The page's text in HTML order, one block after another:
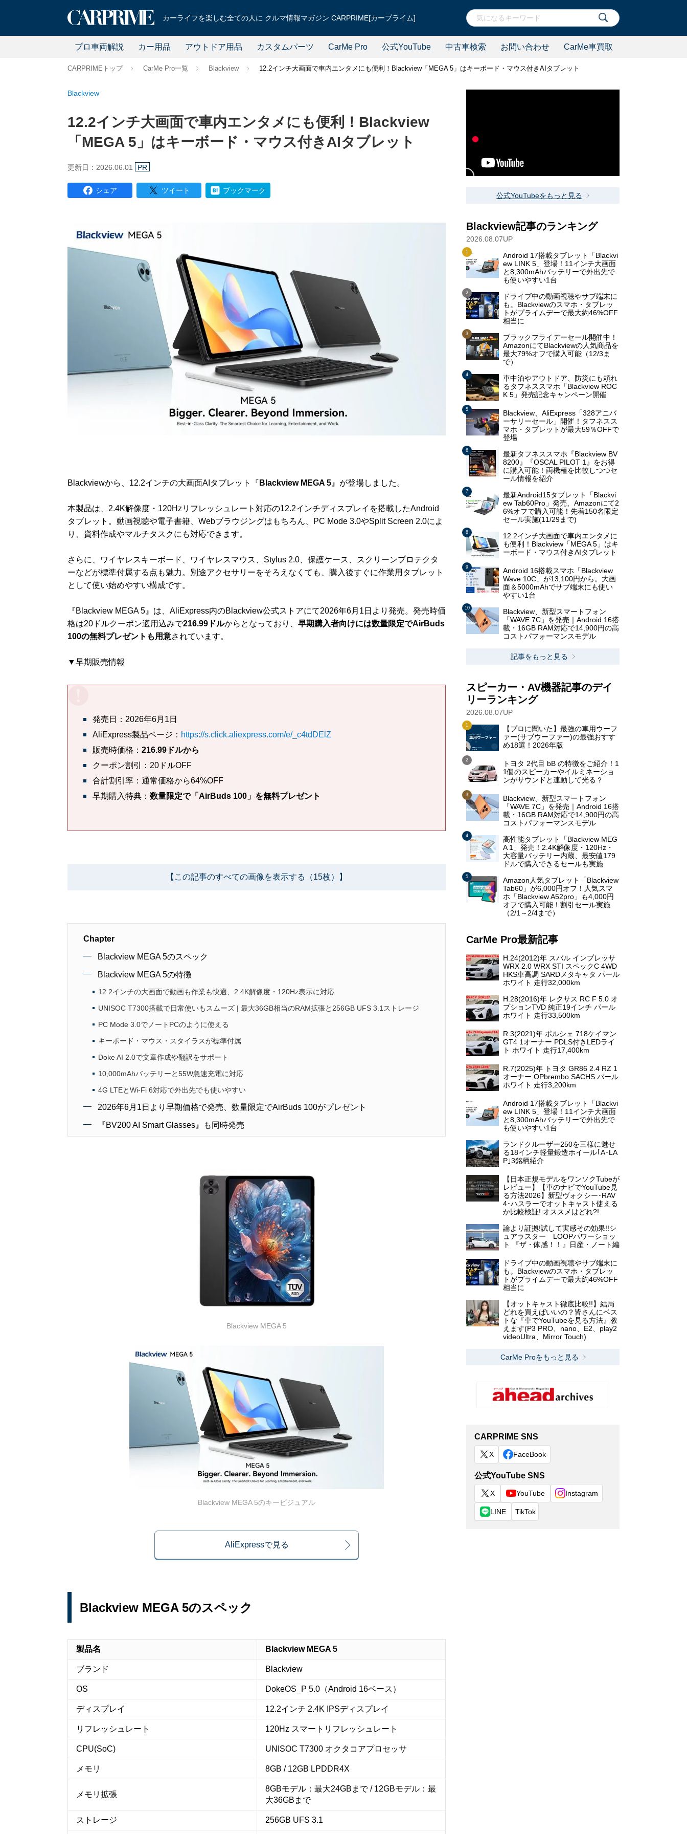
カーライフを楽しむ全ての人に クルマ情報マガジン CARPRIME[カープライム]
プロ車両解説 カー用品 アウトドア用品 カスタムパーツ CarMe Pro 公式YouTube 中古車検索 お問い合わせ CarMe車買取
CARPRIMEトップ CarMe Pro一覧 Blackview 12.2インチ大画面で車内エンタメにも便利！Blackview「MEGA 5」はキーボード・マウス付きAIタブレット
Blackview
12.2インチ大画面で車内エンタメにも便利！Blackview
「MEGA 5」はキーボード・マウス付きAIタブレット
更新日：2026.06.01 PR
シェア ツイート ブックマーク
Blackviewから、12.2インチの大画面AIタブレット『 Blackview MEGA 5 』が登場しました。
本製品は、2.4K解像度・120Hzリフレッシュレート対応の12.2インチディスプレイを搭載したAndroid
タブレット。動画視聴や電子書籍、Webブラウジングはもちろん、PC Mode 3.0やSplit Screen 2.0によ
り、資料作成やマルチタスクにも対応できます。
さらに、ワイヤレスキーボード、ワイヤレスマウス、Stylus 2.0、保護ケース、スクリーンプロテクタ
ーなどが標準付属する点も魅力。別途アクセサリーをそろえなくても、購入後すぐに作業用タブレット
として使い始めやすい構成です。
『Blackview MEGA 5』は、AliExpress内のBlackview公式ストアにて2026年6月1日より発売。発売時価
格は20ドルクーポン適用込みで216.99ドルからとなっており、 早期購入者向けには数量限定でAirBuds
100の無料プレゼントも用意されています。
▼早期販売情報
発売日：2026年6月1日
AliExpress製品ページ： https://s.click.aliexpress.com/e/_c4tdDElZ
販売時価格： 216.99ドルから
クーポン割引：20ドルOFF
合計割引率：通常価格から64%OFF
早期購入特典： 数量限定で「AirBuds 100」を無料プレゼント
【この記事のすべての画像を表示する（15枚）】
Chapter
Blackview MEGA 5のスペック
Blackview MEGA 5の特徴
12.2インチの大画面で動画も作業も快適、2.4K解像度・120Hz表示に対応
UNISOC T7300搭載で日常使いもスムーズ | 最大36GB相当のRAM拡張と256GB UFS 3.1ストレージ
PC Mode 3.0でノートPCのように使える
キーボード・マウス・スタイラスが標準付属
Doke AI 2.0で文章作成や翻訳をサポート
10,000mAhバッテリーと55W急速充電に対応
4G LTEとWi-Fi 6対応で外出先でも使いやすい
2026年6月1日より早期価格で発売、数量限定でAirBuds 100がプレゼント
『BV200 AI Smart Glasses』も同時発売
Blackview MEGA 5
Blackview MEGA 5のキービジュアル
AliExpressで見る
Blackview MEGA 5のスペック
製品名 Blackview MEGA 5
ブランド Blackview
OS DokeOS_P 5.0（Android 16ベース）
ディスプレイ 12.2インチ 2.4K IPSディスプレイ
リフレッシュレート 120Hz スマートリフレッシュレート
CPU(SoC) UNISOC T7300 オクタコアプロセッサ
メモリ 8GB / 12GB LPDDR4X
メモリ拡張
8GBモデル：最大24GBまで / 12GBモデル：最
大36GBまで
ストレージ 256GB UFS 3.1
公式YouTubeをもっと見る
Blackview記事のランキング
2026.08.07UP
Android 17搭載タブレット「Blackvi
ew LINK 5」登場！11インチ大画面
と8,300mAhバッテリーで外出先で
も使いやすい1台
ドライブ中の動画視聴やサブ端末に
も。Blackviewのスマホ・タブレッ
トがプライムデーで最大約46%OFF
相当に
ブラックフライデーセール開催中！
AmazonにてBlackviewの人気商品を
最大79%オフで購入可能（12/3ま
で）
車中泊やアウトドア、防災にも頼れ
るタフネススマホ「Blackview ROC
K 5」発売記念キャンペーン開催
Blackview、AliExpress「328アニバ
ーサリーセール」開催！タフネスス
マホ・タブレットが最大59％OFFで
登場
最新タフネススマホ『Blackview BV
8200』『OSCAL PILOT 1』をお得
に購入可能！両機種を比較しつつセ
ール情報を紹介
最新Android15タブレット「Blackvi
ew Tab60Pro」発売、Amazonにて2
6%オフで購入可能！先着150名限定
セール実施(11/29まで)
12.2インチ大画面で車内エンタメに
も便利！Blackview「MEGA 5」はキ
ーボード・マウス付きAIタブレット
Android 16搭載スマホ「Blackview
Wave 10C」が13,100円から。大画
面＆5000mAhでサブ端末にも使い
やすい1台
Blackview、新型スマートフォン
「WAVE 7C」を発売｜Android 16搭
載・16GB RAM対応で14,900円の高
コストパフォーマンスモデル
記事をもっと見る
スピーカー・AV機器記事のデイ
リーランキング
2026.08.07UP
【プロに聞いた】最強の車用ウーフ
ァー(サブウーファー)の最強おすす
め18選！2026年版
トヨタ 2代目 bB の特徴をご紹介！1
1個のスピーカーやイルミネーショ
ンがサウンドと連動して光る？
Blackview、新型スマートフォン
「WAVE 7C」を発売｜Android 16搭
載・16GB RAM対応で14,900円の高
コストパフォーマンスモデル
高性能タブレット「Blackview MEG
A 1」発売！2.4K解像度・120Hz・
大容量バッテリー内蔵、最安値179
ドルで購入できるセールも実施
Amazon人気タブレット「Blackview
Tab60」が6,000円オフ！人気スマ
ホ「Blackview A52pro」も4,000円
オフで購入可能！割引セール実施
（2/1～2/4まで）
CarMe Pro最新記事
H.24(2012)年 スバル インプレッサ
WRX 2.0 WRX STI スペックC 4WD
HKS車高調 SARDメタキャタ パール
ホワイト 走行32,000km
H.28(2016)年 レクサス RC F 5.0 オ
プションTVD 純正19インチ パール
ホワイト 走行33,500km
R.3(2021)年 ポルシェ 718ケイマン
GT4 1オーナー PDLS付きLEDライ
ト ホワイト 走行17,400km
R.7(2025)年 トヨタ GR86 2.4 RZ 1
オーナー OPbrembo SACHS パール
ホワイト 走行3,200km
Android 17搭載タブレット「Blackvi
ew LINK 5」登場！11インチ大画面
と8,300mAhバッテリーで外出先で
も使いやすい1台
ランドクルーザー250を三様に魅せ
る18インチ軽量鍛造ホイール｢A･LA
P｣3銘柄紹介
【日本正規モデルをワンソクTubeが
レビュー】【車のナビでYouTube見
る方法2026】新型ヴォクシー･RAV
4･ハスラーでオットキャスト使える
か比較検証! オススメはどれ?!
論より証拠!試して実感その効果!!シ
ュアラスター LOOPパワーショッ
ト 『ザ・体感！！』日産・ノート編
ドライブ中の動画視聴やサブ端末に
も。Blackviewのスマホ・タブレッ
トがプライムデーで最大約46%OFF
相当に
【オットキャスト徹底比較!!】結局
どれを買えばいいの？皆さんにベス
トな『車でYouTubeを見る方法』教
えます(P3 PRO、nano、E2、play2
videoUltra、Mirror Touch)
CarMe Proをもっと見る
CARPRIME SNS
X FaceBook
公式YouTube SNS
X YouTube Instagram
LINE TikTok